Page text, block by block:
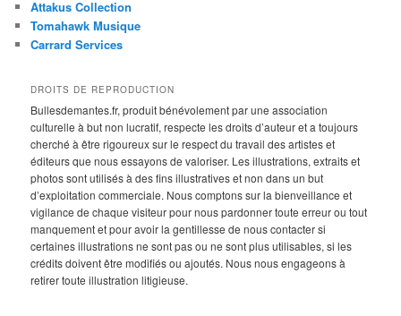
Attakus Collection
Tomahawk Musique
Carrard Services
DROITS DE REPRODUCTION
Bullesdemantes.fr, produit bénévolement par une association
culturelle à but non lucratif, respecte les droits d’auteur et a toujours
cherché à être rigoureux sur le respect du travail des artistes et
éditeurs que nous essayons de valoriser. Les illustrations, extraits et
photos sont utilisés à des fins illustratives et non dans un but
d’exploitation commerciale. Nous comptons sur la bienveillance et
vigilance de chaque visiteur pour nous pardonner toute erreur ou tout
manquement et pour avoir la gentillesse de nous contacter si
certaines illustrations ne sont pas ou ne sont plus utilisables, si les
crédits doivent être modifiés ou ajoutés. Nous nous engageons à
retirer toute illustration litigieuse.